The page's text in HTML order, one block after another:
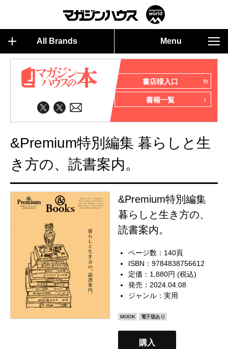
All Brands Menu
書店様入口
書籍一覧
&Premium特別編集 暮らしと生
き方の、読書案内。
&Premium特別編集
暮らしと生き方の、
読書案内。
ページ数：140頁
ISBN：9784838756612
定価：1,880円 (税込)
発売：2024.04.08
ジャンル：実用
MOOK 電子版あり
購入